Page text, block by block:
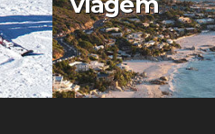
0